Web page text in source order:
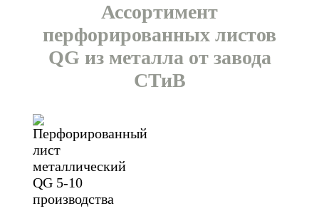
Ассортимент
перфорированных листов
QG из металла от завода
СТиВ